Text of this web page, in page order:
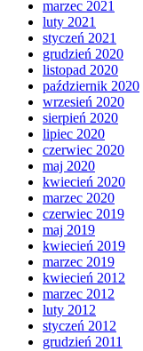
marzec 2021
luty 2021
styczeń 2021
grudzień 2020
listopad 2020
październik 2020
wrzesień 2020
sierpień 2020
lipiec 2020
czerwiec 2020
maj 2020
kwiecień 2020
marzec 2020
czerwiec 2019
maj 2019
kwiecień 2019
marzec 2019
kwiecień 2012
marzec 2012
luty 2012
styczeń 2012
grudzień 2011